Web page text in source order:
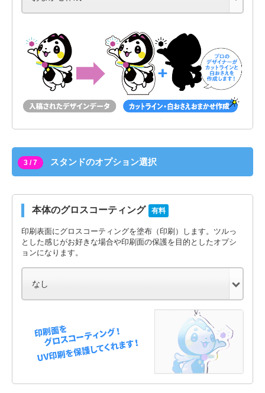
3 / 7 スタンドのオプション選択
本体のグロスコーティング 有料
印刷表面にグロスコーティングを塗布（印刷）します。ツルっ
とした感じがお好きな場合や印刷面の保護を目的としたオプシ
ョンになります。